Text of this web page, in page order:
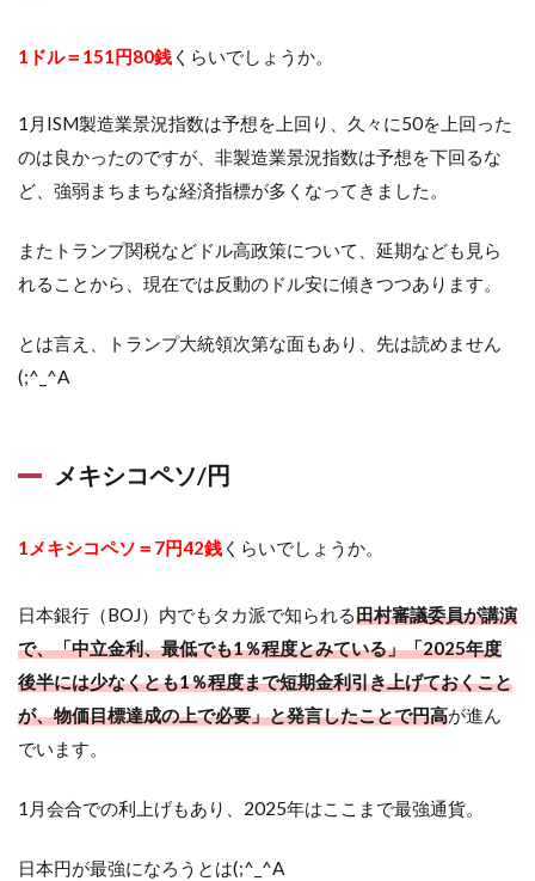
1ドル＝151円80銭 くらいでしょうか。
1月ISM製造業景況指数は予想を上回り、久々に50を上回った
のは良かったのですが、非製造業景況指数は予想を下回るな
ど、強弱まちまちな経済指標が多くなってきました。
またトランプ関税などドル高政策について、延期なども見ら
れることから、現在では反動のドル安に傾きつつあります。
とは言え、トランプ大統領次第な面もあり、先は読めません
(;^_^A
メキシコペソ/円
1メキシコペソ＝7円42銭 くらいでしょうか。
日本銀行（BOJ）内でもタカ派で知られる田村審議委員が講演
で、「中立金利、最低でも1％程度とみている」「2025年度
後半には少なくとも1％程度まで短期金利引き上げておくこと
が、物価目標達成の上で必要」と発言したことで円高が進ん
でいます。
1月会合での利上げもあり、2025年はここまで最強通貨。
日本円が最強になろうとは(;^_^A